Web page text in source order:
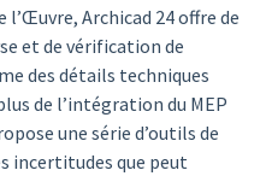
Archicad 24 offre de
et de vérification de
des détails techniques
de l’intégration du MEP
une série d’outils de
incertitudes que peut